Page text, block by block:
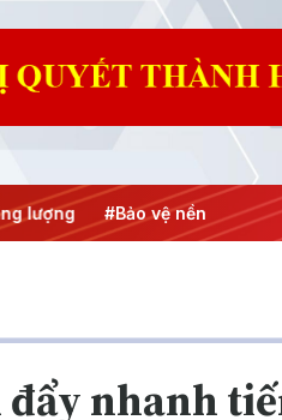
vệ nền tảng tư tưởng của Đảng
đẩy nhanh